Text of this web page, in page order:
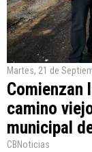
Martes, 21 de
Comienzan
camino
municipal
CBNoticias